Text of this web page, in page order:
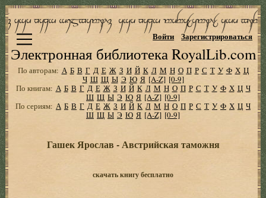
Электронная библиотека RoyalLib.com
Войти Зарегистрироваться
По авторам: А Б В Г Д Е Ж З И Й К Л М Н О П Р С Т У Ф Х Ц
Ч Ш Щ Ы Э Ю Я [A-Z] [0-9]
По книгам: А Б В Г Д Е Ж З И Й К Л М Н О П Р С Т У Ф Х Ц Ч
Ш Щ Ы Э Ю Я [A-Z] [0-9]
По сериям: А Б В Г Д Е Ж З И Й К Л М Н О П Р С Т У Ф Х Ц Ч
Ш Щ Ы Э Ю Я [A-Z] [0-9]
Гашек Ярослав - Австрийская таможня
скачать книгу бесплатно